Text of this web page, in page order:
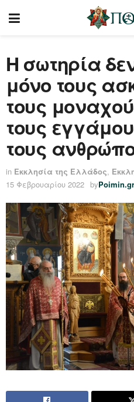
Η σωτηρία
μόνο τους
τους
τους
τους
in Εκκλησία της Ελλάδος,
15 Φεβρουαρίου 2022 by